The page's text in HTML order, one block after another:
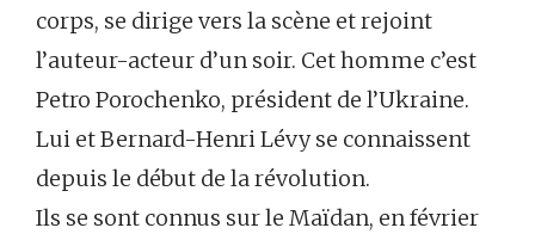
corps, se dirige vers la scène et rejoint
l’auteur-acteur d’un soir. Cet homme c’est
Petro Porochenko, président de l’Ukraine.
Lui et Bernard-Henri Lévy se connaissent
depuis le début de la révolution.
Ils se sont connus sur le Maïdan, en février